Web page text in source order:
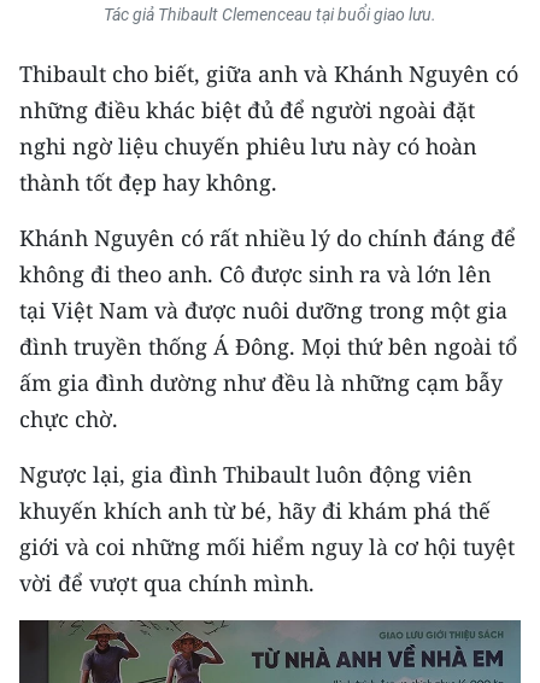
Ảnh
Infographic
TIN MỚI
TIN ĐỊA PHƯƠNG
Trung du và miền núi phía Bắc
Đồng bằng sông Hồng
Duyên hải Nam Trung Bộ và Tây
Nguyên
Đông Nam Bộ
Đồng bằng sông Cửu Long
Tác giả Thibault Clemenceau tại buổi giao lưu.
Thibault cho biết, giữa anh và Khánh Nguyên có
những điều khác biệt đủ để người ngoài đặt
nghi ngờ liệu chuyến phiêu lưu này có hoàn
thành tốt đẹp hay không.
Khánh Nguyên có rất nhiều lý do chính đáng để
không đi theo anh. Cô được sinh ra và lớn lên
tại Việt Nam và được nuôi dưỡng trong một gia
đình truyền thống Á Đông. Mọi thứ bên ngoài tổ
ấm gia đình dường như đều là những cạm bẫy
chực chờ.
Ngược lại, gia đình Thibault luôn động viên
khuyến khích anh từ bé, hãy đi khám phá thế
giới và coi những mối hiểm nguy là cơ hội tuyệt
vời để vượt qua chính mình.